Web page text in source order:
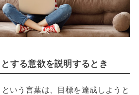
する意欲を説明するとき
という言葉は、目標を達成しようと